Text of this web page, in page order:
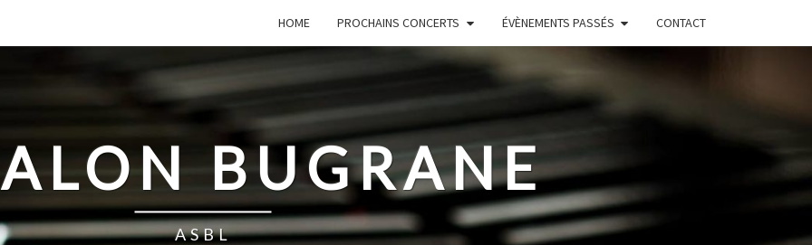
HOME PROCHAINS CONCERTS ÉVÈNEMENTS PASSÉS CONTACT
BUGRANE
ASBL